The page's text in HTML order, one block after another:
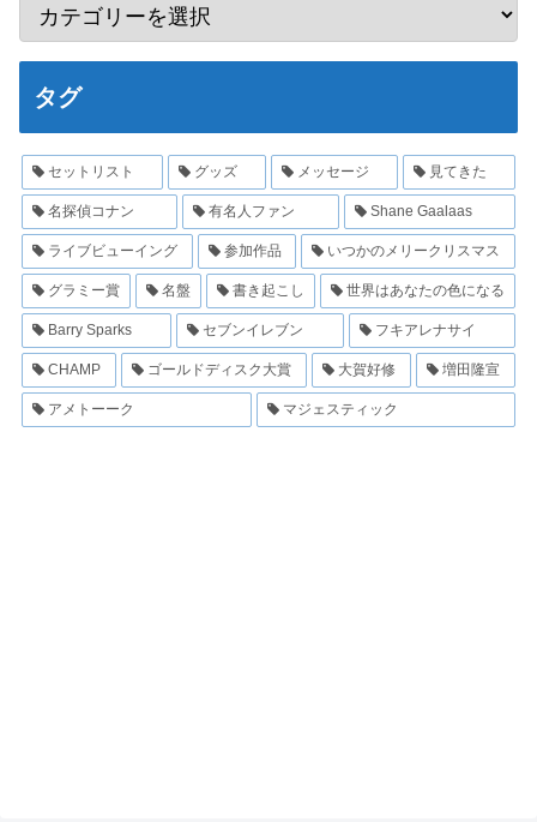
タグ
セットリスト グッズ メッセージ 見てきた
名探偵コナン 有名人ファン Shane Gaalaas
ライブビューイング 参加作品 いつかのメリークリスマス
グラミー賞 名盤 書き起こし 世界はあなたの色になる
Barry Sparks セブンイレブン フキアレナサイ
CHAMP ゴールドディスク大賞 大賀好修 増田隆宣
アメトーーク マジェスティック